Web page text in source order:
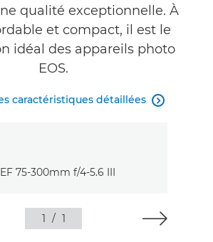
qualité exceptionnelle. À
et compact, il est le
idéal des appareils photo
EOS.
caractéristiques détaillées 
1 / 1